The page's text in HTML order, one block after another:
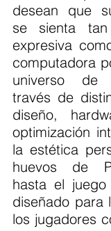
desean que
se sienta
expresiva
computadora
universo de
través de
diseño,
optimización
la estética
huevos de
hasta el
diseñado para
los jugadores